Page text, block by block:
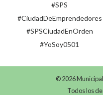
#SPS
#CiudadDeEmprendedores
#SPSCiudadEnOrden
#YoSoy0501
© 2026
Todos los